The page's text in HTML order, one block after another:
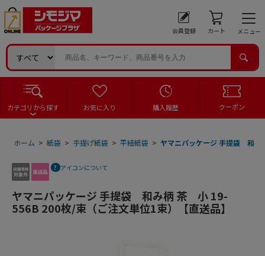
会員登録 カート メニュー
カテゴリから探す お気に入り 購入履歴 クーポン
ホーム > 紙袋 > 手提げ紙袋 > 平紐紙袋 > ヤマニパッケージ 手提袋 和み
アイコンについて
ヤマニパッケージ 手提袋 和み柄 茶 小 19-
556B 200枚/束（ご注文単位1束）【直送品】